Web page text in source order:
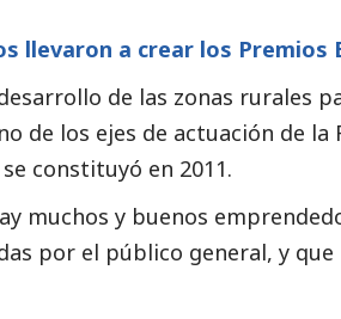
llevaron a crear los Premios
de las zonas rurales
de los ejes de actuación de la
constituyó en 2011.
muchos y buenos
por el público general, y que